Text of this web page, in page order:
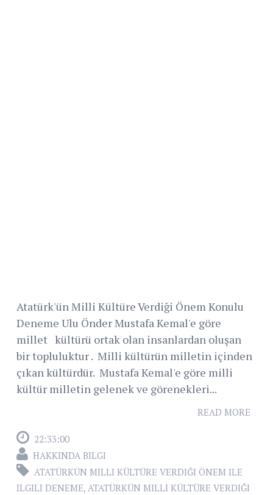
Atatürk'ün Milli Kültüre Verdiği Önem Konulu
Deneme Ulu Önder Mustafa Kemal'e göre
millet kültürü ortak olan insanlardan oluşan
bir topluluktur . Milli kültürün milletin içinden
çıkan kültürdür. Mustafa Kemal'e göre milli
kültür milletin gelenek ve görenekleri...
READ MORE
22:33:00
HAKKINDA BILGI
ATATÜRKÜN MILLI KÜLTÜRE VERDIĞI ÖNEM ILE
ILGILI DENEME, ATATÜRKÜN MILLI KÜLTÜRE VERDIĞI